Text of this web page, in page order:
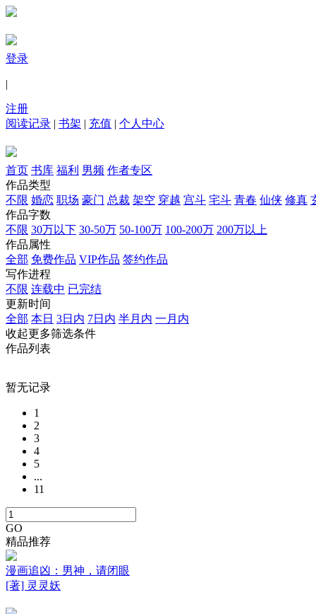
登录
|
注册
阅读记录 | 书架 | 充值 | 个人中心
首页 书库 福利 男频 作者专区
作品类型
不限 婚恋 职场 豪门 总裁 架空 穿越 宫斗 宅斗 青春 仙侠 修真
作品字数
不限 30万以下 30-50万 50-100万 100-200万 200万以上
作品属性
全部 免费作品 VIP作品 签约作品
写作进程
不限 连载中 已完结
更新时间
全部 本日 3日内 7日内 半月内 一月内
收起更多筛选条件
作品列表
暂无记录
1
2
3
4
5
...
11
GO
精品推荐
漫画追凶：男神，请闭眼
[著] 灵灵妖